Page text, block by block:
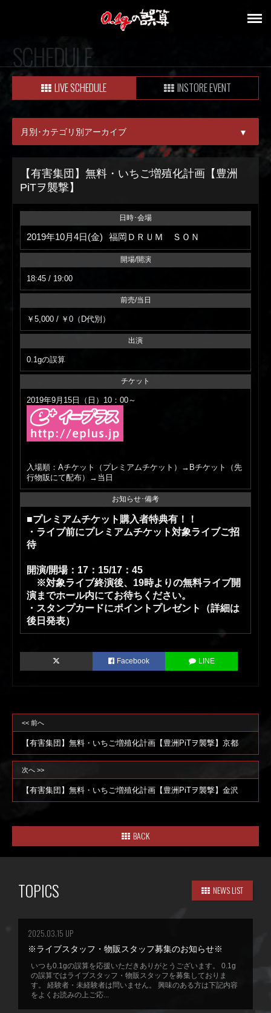
SCHEDULE
LIVE SCHEDULE INSTORE EVENT
月別･カテゴリ別アーカイブ ▼
ALL
08月
09月
【有害集団】無料・いちご増殖化計画【豊洲
PiTヲ襲撃】
日時･会場
2019年10月4日(金) 福岡ＤＲＵＭ ＳＯＮ
開場/開演
18:45 / 19:00
前売/当日
￥5,000 / ￥0（D代別）
出演
0.1gの誤算
チケット
2019年9月15日（日）10：00～
入場順：Aチケット（プレミアムチケット）→Bチケット（先
行物販にて配布）→当日
お知らせ･備考
■プレミアムチケット購入者特典有！！
・ライブ前にプレミアムチケット対象ライブご招
待
開演/開場：17：15/17：45
※対象ライブ終演後、19時よりの無料ライブ開
演までホール内にてお待ちください。
・スタンプカードにポイントプレゼント（詳細は
後日発表）
Facebook LINE
<< 前へ
【有害集団】無料・いちご増殖化計画【豊洲PiTヲ襲撃】京都
次へ >>
【有害集団】無料・いちご増殖化計画【豊洲PiTヲ襲撃】金沢
BACK
TOPICS NEWS LIST
2025.03.15 UP
※ライブスタッフ・物販スタッフ募集のお知らせ※
いつも0.1gの誤算を応援いただきありがとうございます。 0.1g
の誤算ではライブスタッフ・物販スタッフを募集しておりま
す。 経験者・未経験者は問いません。 興味のある方は下記内容
をよくお読みの上ご応...